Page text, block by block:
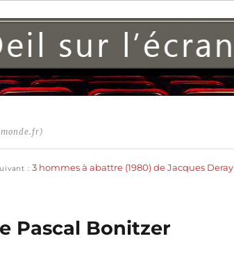
3 hommes à abattre (1980) de Jacques Deray
Pascal Bonitzer